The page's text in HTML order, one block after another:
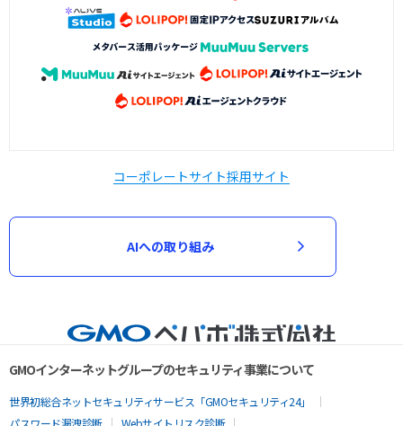
コーポレートサイト採用サイト
AIへの取り組み
GMOインターネットグループのセキュリティ事業について
世界初総合ネットセキュリティサービス「GMOセキュリティ24」
パスワード漏洩診断
Webサイトリスク診断